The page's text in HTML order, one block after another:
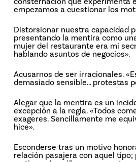
empezamos a cuestionar los
Distorsionar nuestra capacidad
presentando la mentira como
mujer del restaurante era mi
hablando asuntos de negocios».
Acusarnos de ser irracionales.
demasiado sensible… protestas
Alegar que la mentira es un
excepción a la regla. «Todos
exageres. Sencillamente me
hice».
Esconderse tras un motivo
relación pasajera con aquel tipo;